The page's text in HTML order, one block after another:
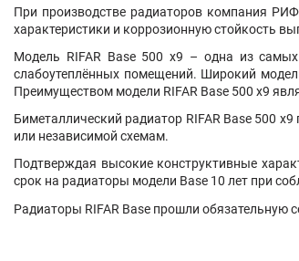
При производстве радиаторов компания
характеристики и коррозионную стойкость
Модель RIFAR Base 500х9 – одна из самых
слабоутеплённых помещений. Широкий
Преимуществом модели RIFAR Base 500 х9
Биметаллический радиатор RIFAR Base 500 х9
или независимой схемам.
Подтверждая высокие конструктивные
срок на радиаторы модели Base 10 лет при
Радиаторы RIFAR Base прошли